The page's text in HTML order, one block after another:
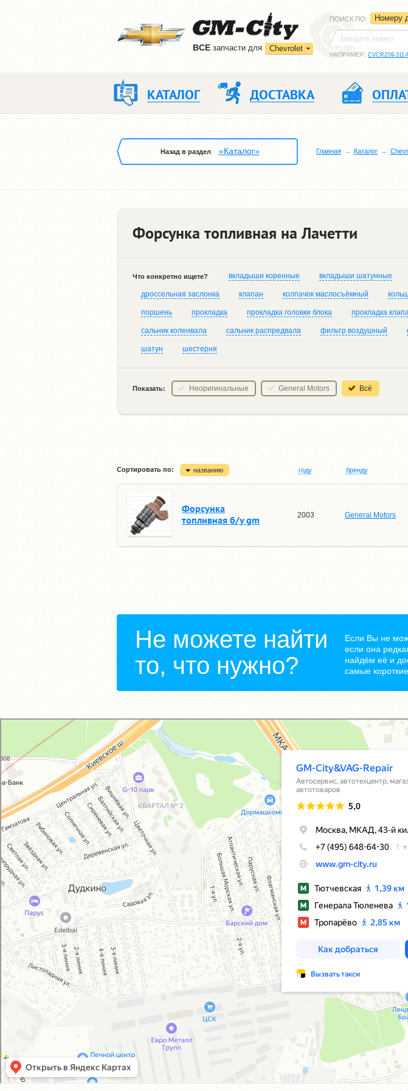
ВCE запчасти для Chevrolet
ПОИСК ПО: Номеру
НАПРИМЕР: CVCRZ09-311-
КАТАЛОГ ДОСТАВКА
Назад в раздел «Каталог» Главная Каталог
Форсунка топливная на Лачетти
Что конкретно ищете? вкладыши коренные вкладыши шатунные
дроссельная заслонка клапан колпачок маслосъёмный
поршень прокладка прокладка головки блока прокладка
сальник коленвала сальник распредвала фильтр воздушный
шатун шестерня
Показать: Неоригинальные General Motors Всё
Сортировать по: названию году бренду
Форсунка
топливная б/у gm
2003 General Motors
Не можете найти
то, что нужно?
Если Вы не
если она
найдём её и
самые
GM-City&VAG-Repair
Автосервис, автотехцентр в Москве
Магазин автозапчастей и автотоваров в Москве